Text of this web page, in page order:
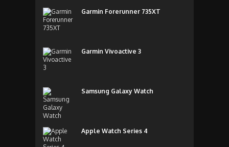
Garmin Forerunner 735XT
Garmin Vivoactive 3
Samsung Galaxy Watch
Apple Watch Series 4